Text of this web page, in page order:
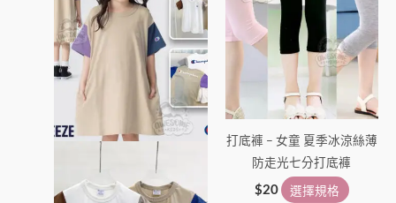
多
種
款
式。
可
頁
打底褲 – 女童 夏季冰涼絲薄
防走光七分打底褲
$20 選擇規格
多
種
款
可
在
產
品
頁